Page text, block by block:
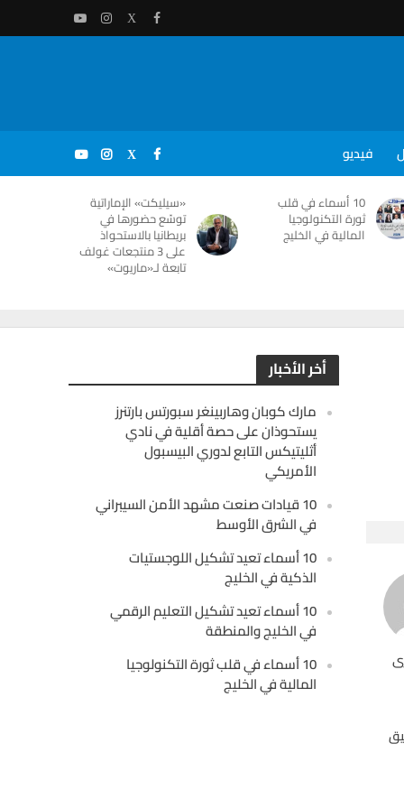
فيديو
10 أسماء في قلب
ثورة التكنولوجيا
المالية في الخليج
«سيليكت» الإماراتية
توسّع حضورها في
بريطانيا بالاستحواذ
على 3 منتجعات غولف
تابعة لـ«ماريوت»
أخر الأخبار
مارك كوبان وهاربينغر سبورتس بارتنرز
يستحوذان على حصة أقلية في نادي
أثليتيكس التابع لدوري البيسبول
الأمريكي
10 قيادات صنعت مشهد الأمن السيبراني
في الشرق الأوسط
10 أسماء تعيد تشكيل اللوجستيات
الذكية في الخليج
10 أسماء تعيد تشكيل التعليم الرقمي
في الخليج والمنطقة
10 أسماء في قلب ثورة التكنولوجيا
المالية في الخليج